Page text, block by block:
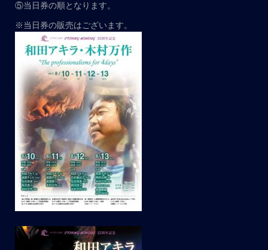
⑤当日券の順となります。
※当日券の販売はございます。